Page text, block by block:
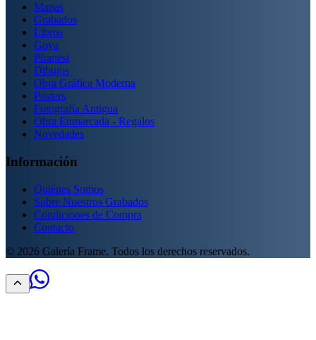
Mapas
Grabados
Libros
Goya
Piranesi
Dibujos
Obra Gráfica Moderna
Posters
Fotografía Antigua
Obra Enmarcada - Regalos
Novedades
Información
Quiénes Somos
Sobre Nuestros Grabados
Condiciones de Compra
Contacto
© 2026 Galería Frame. Todos los derechos reservados.